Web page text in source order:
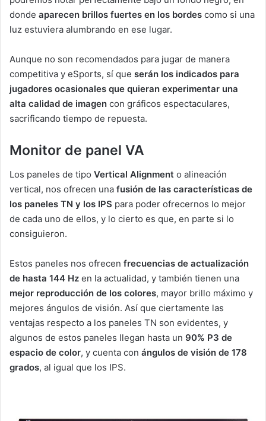
donde aparecen brillos fuertes en los bordes como si una
luz estuviera alumbrando en ese lugar.
Aunque no son recomendados para jugar de manera
competitiva y eSports, sí que serán los indicados para
jugadores ocasionales que quieran experimentar una
alta calidad de imagen con gráficos espectaculares,
sacrificando tiempo de repuesta.
Monitor de panel VA
Los paneles de tipo Vertical Alignment o alineación
vertical, nos ofrecen una fusión de las características de
los paneles TN y los IPS para poder ofrecernos lo mejor
de cada uno de ellos, y lo cierto es que, en parte si lo
consiguieron.
Estos paneles nos ofrecen frecuencias de actualización
de hasta 144 Hz en la actualidad, y también tienen una
mejor reproducción de los colores, mayor brillo máximo y
mejores ángulos de visión. Así que ciertamente las
ventajas respecto a los paneles TN son evidentes, y
algunos de estos paneles llegan hasta un 90% P3 de
espacio de color, y cuenta con ángulos de visión de 178
grados, al igual que los IPS.